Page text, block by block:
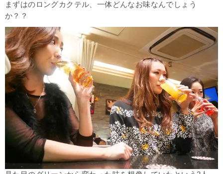
まずはのロングカクテル、一体どんなお味なんでしょう
か？？